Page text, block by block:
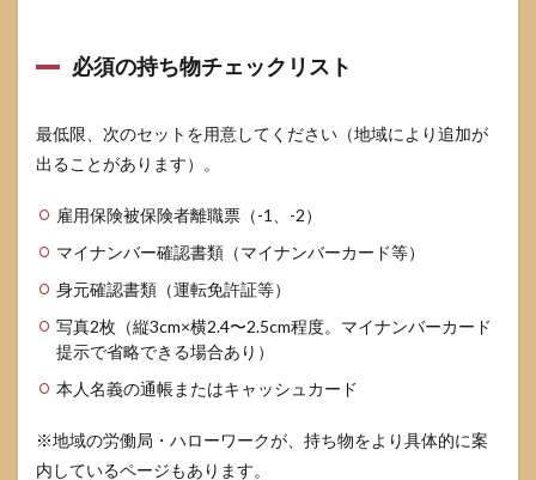
必須の持ち物チェックリスト
最低限、次のセットを用意してください（地域により追加が
出ることがあります）。
雇用保険被保険者離職票（-1、-2）
マイナンバー確認書類（マイナンバーカード等）
身元確認書類（運転免許証等）
写真2枚（縦3cm×横2.4〜2.5cm程度。マイナンバーカード
提示で省略できる場合あり）
本人名義の通帳またはキャッシュカード
※地域の労働局・ハローワークが、持ち物をより具体的に案
内しているページもあります。